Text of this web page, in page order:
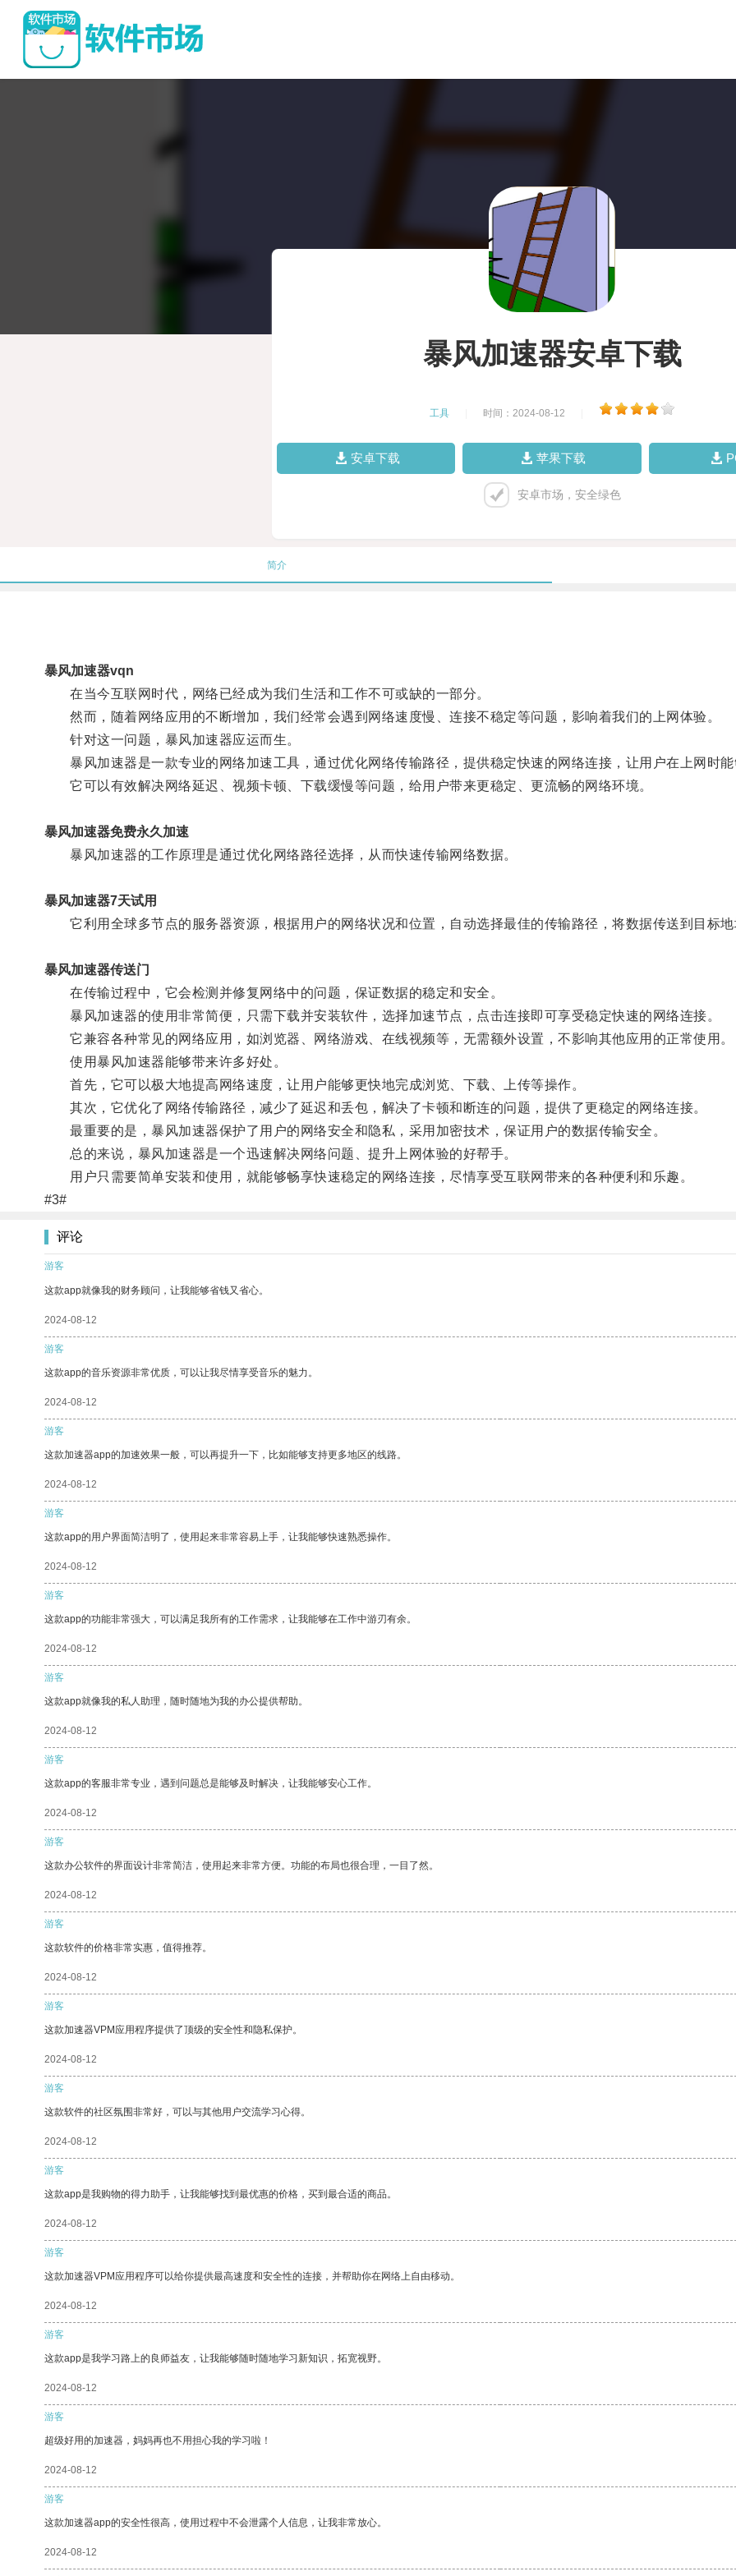
暴风加速器安卓下载
工具 时间：2024-08-12
安卓下载 苹果下载
安卓市场，安全绿色
简介
暴风加速器vqn
在当今互联网时代，网络已经成为我们生活和工作不可或缺的一部分。
然而，随着网络应用的不断增加，我们经常会遇到网络速度慢、连接不稳定等问题，影响着我们的上网体验。
针对这一问题，暴风加速器应运而生。
暴风加速器是一款专业的网络加速工具，通过优化网络传输路径，提供稳定快速的网络连接，让用户在上网时能
它可以有效解决网络延迟、视频卡顿、下载缓慢等问题，给用户带来更稳定、更流畅的网络环境。
暴风加速器免费永久加速
暴风加速器的工作原理是通过优化网络路径选择，从而快速传输网络数据。
暴风加速器7天试用
它利用全球多节点的服务器资源，根据用户的网络状况和位置，自动选择最佳的传输路径，将数据传送到目标地
暴风加速器传送门
在传输过程中，它会检测并修复网络中的问题，保证数据的稳定和安全。
暴风加速器的使用非常简便，只需下载并安装软件，选择加速节点，点击连接即可享受稳定快速的网络连接。
它兼容各种常见的网络应用，如浏览器、网络游戏、在线视频等，无需额外设置，不影响其他应用的正常使用。
使用暴风加速器能够带来许多好处。
首先，它可以极大地提高网络速度，让用户能够更快地完成浏览、下载、上传等操作。
其次，它优化了网络传输路径，减少了延迟和丢包，解决了卡顿和断连的问题，提供了更稳定的网络连接。
最重要的是，暴风加速器保护了用户的网络安全和隐私，采用加密技术，保证用户的数据传输安全。
总的来说，暴风加速器是一个迅速解决网络问题、提升上网体验的好帮手。
用户只需要简单安装和使用，就能够畅享快速稳定的网络连接，尽情享受互联网带来的各种便利和乐趣。
#3#
评论
游客
这款app就像我的财务顾问，让我能够省钱又省心。
2024-08-12
游客
这款app的音乐资源非常优质，可以让我尽情享受音乐的魅力。
2024-08-12
游客
这款加速器app的加速效果一般，可以再提升一下，比如能够支持更多地区的线路。
2024-08-12
游客
这款app的用户界面简洁明了，使用起来非常容易上手，让我能够快速熟悉操作。
2024-08-12
游客
这款app的功能非常强大，可以满足我所有的工作需求，让我能够在工作中游刃有余。
2024-08-12
游客
这款app就像我的私人助理，随时随地为我的办公提供帮助。
2024-08-12
游客
这款app的客服非常专业，遇到问题总是能够及时解决，让我能够安心工作。
2024-08-12
游客
这款办公软件的界面设计非常简洁，使用起来非常方便。功能的布局也很合理，一目了然。
2024-08-12
游客
这款软件的价格非常实惠，值得推荐。
2024-08-12
游客
这款加速器VPM应用程序提供了顶级的安全性和隐私保护。
2024-08-12
游客
这款软件的社区氛围非常好，可以与其他用户交流学习心得。
2024-08-12
游客
这款app是我购物的得力助手，让我能够找到最优惠的价格，买到最合适的商品。
2024-08-12
游客
这款加速器VPM应用程序可以给你提供最高速度和安全性的连接，并帮助你在网络上自由移动。
2024-08-12
游客
这款app是我学习路上的良师益友，让我能够随时随地学习新知识，拓宽视野。
2024-08-12
游客
超级好用的加速器，妈妈再也不用担心我的学习啦！
2024-08-12
游客
这款加速器app的安全性很高，使用过程中不会泄露个人信息，让我非常放心。
2024-08-12